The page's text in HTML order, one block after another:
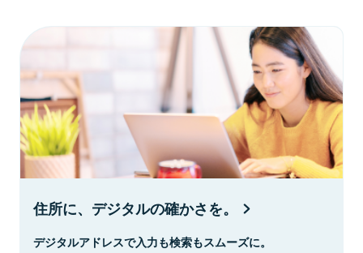
住所に、デジタルの確かさを。
デジタルアドレスで入力も検索もスムーズに。